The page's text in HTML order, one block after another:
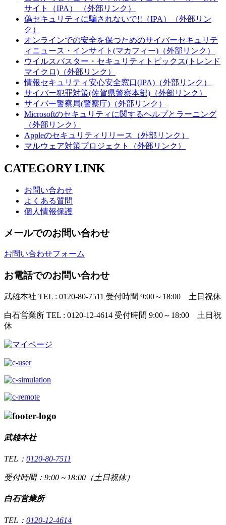
サイト（IPA） （外部リンク）
偽セキュリティに騙されないで!!（IPA）（外部リン
ク）
オンラインでの安全を保つためのサイバーセキュリテ
ィニュース・インサイト(マカフィー)（外部リンク）
ウイルスバスター・セキュリティトピックス(トレンド
マイクロ)（外部リンク）
情報セキュリティ安心安全窓口(IPA)（外部リンク）
サイバー犯罪対策(佐賀県警察本部)（外部リンク）
サイバー警察局(警察庁)（外部リンク）
Microsoftのセキュリティに関するヘルプとラーニング
（外部リンク）
Appleのセキュリティリリース（外部リンク）
マルウェア対策プロジェクト（外部リンク）
CATEGORY LINK
お問い合わせ
よくある質問
個人情報保護
メールでのお問い合わせ
お問い合わせフォーム
お電話でのお問い合わせ
武雄本社 TEL : 0120-80-7511 受付時間 9:00～18:00 土日祝休
白石営業所 TEL : 0120-12-4614 受付時間 9:00～18:00 土日祝
休
武雄本社
TEL： 0120-80-7511
受付時間：9:00～18:00（土日祝休）
白石営業所
TEL： 0120-12-4614